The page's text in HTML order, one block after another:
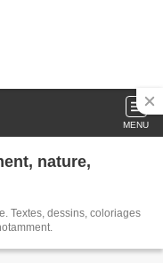
MENU
nature,
Textes, dessins, coloriages